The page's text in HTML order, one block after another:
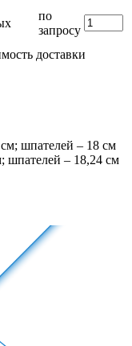
по
запросу
доставки
шпателей – 18 см
шпателей – 18,24 см